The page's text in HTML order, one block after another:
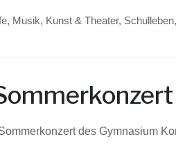
, Musik, Kunst & Theater,
des Gymnasium